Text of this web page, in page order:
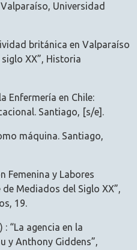
Universidad
británica en Valparaíso
XX”, Historia
Enfermería en Chile:
Santiago, [s/e].
máquina. Santiago,
Femenina y Labores
Mediados del Siglo XX”,
19.
: “La agencia en la
y Anthony Giddens”,